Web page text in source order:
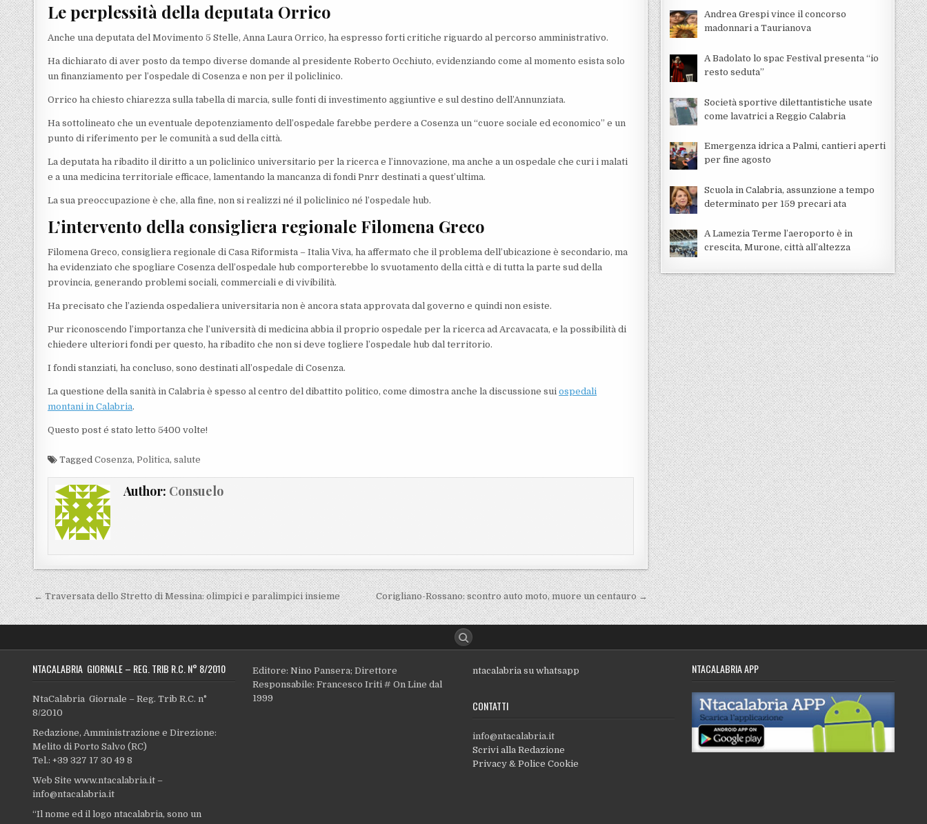
Le perplessità della deputata Orrico
Anche una deputata del Movimento 5 Stelle, Anna Laura Orrico, ha espresso forti critiche riguardo al percorso amministrativo.
Ha dichiarato di aver posto da tempo diverse domande al presidente Roberto Occhiuto, evidenziando come al momento esista solo
un finanziamento per l’ospedale di Cosenza e non per il policlinico.
Orrico ha chiesto chiarezza sulla tabella di marcia, sulle fonti di investimento aggiuntive e sul destino dell’Annunziata.
Ha sottolineato che un eventuale depotenziamento dell’ospedale farebbe perdere a Cosenza un “cuore sociale ed economico” e un
punto di riferimento per le comunità a sud della città.
La deputata ha ribadito il diritto a un policlinico universitario per la ricerca e l’innovazione, ma anche a un ospedale che curi i malati
e a una medicina territoriale efficace, lamentando la mancanza di fondi Pnrr destinati a quest’ultima.
La sua preoccupazione è che, alla fine, non si realizzi né il policlinico né l’ospedale hub.
L’intervento della consigliera regionale Filomena Greco
Filomena Greco, consigliera regionale di Casa Riformista – Italia Viva, ha affermato che il problema dell’ubicazione è secondario, ma
ha evidenziato che spogliare Cosenza dell’ospedale hub comporterebbe lo svuotamento della città e di tutta la parte sud della
provincia, generando problemi sociali, commerciali e di vivibilità.
Ha precisato che l’azienda ospedaliera universitaria non è ancora stata approvata dal governo e quindi non esiste.
Pur riconoscendo l’importanza che l’università di medicina abbia il proprio ospedale per la ricerca ad Arcavacata, e la possibilità di
chiedere ulteriori fondi per questo, ha ribadito che non si deve togliere l’ospedale hub dal territorio.
I fondi stanziati, ha concluso, sono destinati all’ospedale di Cosenza.
La questione della sanità in Calabria è spesso al centro del dibattito politico, come dimostra anche la discussione suiospedali
montani in Calabria.
Questo post é stato letto 5400 volte!
TaggedCosenza,Politica,salute
Author: Consuelo
Navigazione articoli
← Traversata dello Stretto di Messina: olimpici e paralimpici insieme Corigliano-Rossano: scontro auto moto, muore un centauro →
Andrea Grespi vince il concorso
madonnari a Taurianova
A Badolato lo spac Festival presenta “io
resto seduta”
Società sportive dilettantistiche usate
come lavatrici a Reggio Calabria
Emergenza idrica a Palmi, cantieri aperti
per fine agosto
Scuola in Calabria, assunzione a tempo
determinato per 159 precari ata
A Lamezia Terme l’aeroporto è in
crescita, Murone, città all’altezza
NTACALABRIA GIORNALE – REG. TRIB R.C. N° 8/2010
NtaCalabria Giornale – Reg. Trib R.C. n°
8/2010
Redazione, Amministrazione e Direzione:
Melito di Porto Salvo (RC)
Tel.: +39 327 17 30 49 8
Web Site www.ntacalabria.it –
info@ntacalabria.it
“Il nome ed il logo ntacalabria, sono un
Editore: Nino Pansera; Direttore
Responsabile: Francesco Iriti # On Line dal
1999
ntacalabria su whatsapp
CONTATTI
info@ntacalabria.it
Scrivi alla Redazione
Privacy & Police Cookie
NTACALABRIA APP